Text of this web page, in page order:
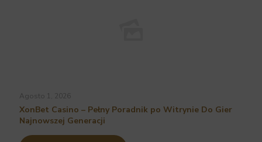
Agosto 1, 2026
XonBet Casino – Pełny Poradnik po Witrynie Do Gier
Najnowszej Generacji